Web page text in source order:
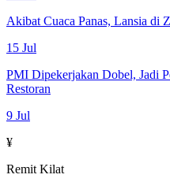
Akibat Cuaca Panas, Lansia di
15 Jul
PMI Dipekerjakan Dobel, Jadi
Restoran
9 Jul
¥
Remit Kilat